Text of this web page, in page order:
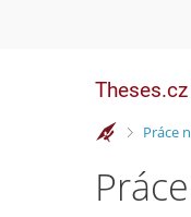
Theses.cz
>Práce